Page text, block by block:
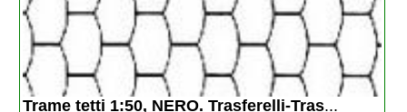
Trame tetti 1:50, NERO. Trasferelli-Tras...